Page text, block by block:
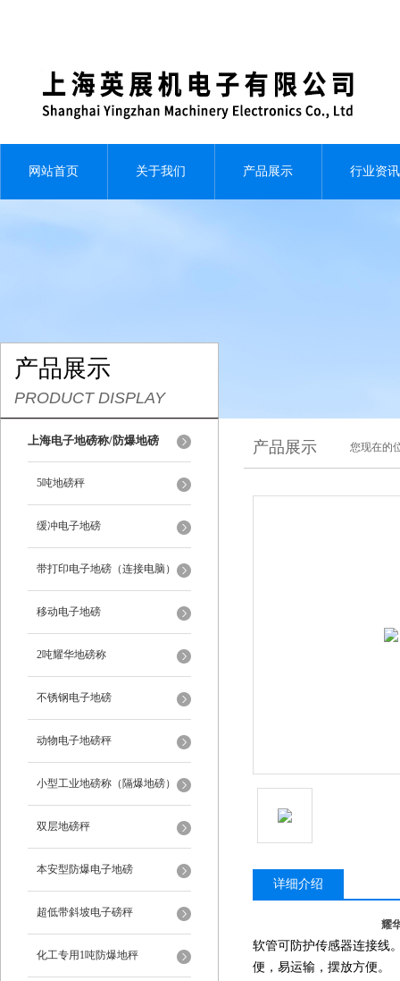
网站首页 关于我们 产品展示 行业资讯
产品展示
PRODUCT DISPLAY
上海电子地磅称/防爆地磅
5吨地磅秤
缓冲电子地磅
带打印电子地磅（连接电脑）
移动电子地磅
2吨耀华地磅称
不锈钢电子地磅
动物电子地磅秤
小型工业地磅称（隔爆地磅）
双层地磅秤
本安型防爆电子地磅
超低带斜坡电子磅秤
化工专用1吨防爆地秤
产品展示 您现在的
详细介绍
耀
软管可防护传感器连接线
便，易运输，摆放方便。